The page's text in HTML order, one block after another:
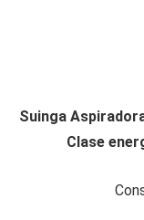
Suinga
Clase